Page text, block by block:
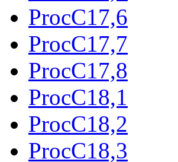
ProcC17,6
ProcC17,7
ProcC17,8
ProcC18,1
ProcC18,2
ProcC18,3